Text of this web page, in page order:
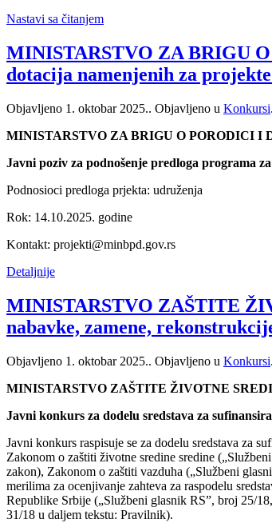
Nastavi sa čitanjem
MINISTARSTVO ZA BRIGU
dotacija namenjenih za
Objavljeno 1. oktobar 2025.. Objavljeno u Konkursi.
MINISTARSTVO ZA BRIGU O PORODICI I
Javni poziv za podnošenje predloga programa
Podnosioci predloga prjekta: udruženja
Rok: 14.10.2025. godine
Kontakt: projekti@minbpd.gov.rs
Detaljnije
MINISTARSTVO ZAŠTITE
nabavke, zamene,
Objavljeno 1. oktobar 2025.. Objavljeno u Konkursi.
MINISTARSTVO ZAŠTITE ŽIVOTNE
Javni konkurs za dodelu sredstava za
Javni konkurs raspisuje se za dodelu sredstava za
Zakonom o zaštiti životne sredine sredine
zakon), Zakonom o zaštiti vazduha („Službeni
merilima za ocenjivanje zahteva za raspodelu
Republike Srbije („Službeni glasnik RS”, broj 25/
31/18 u daljem tekstu: Pravilnik).